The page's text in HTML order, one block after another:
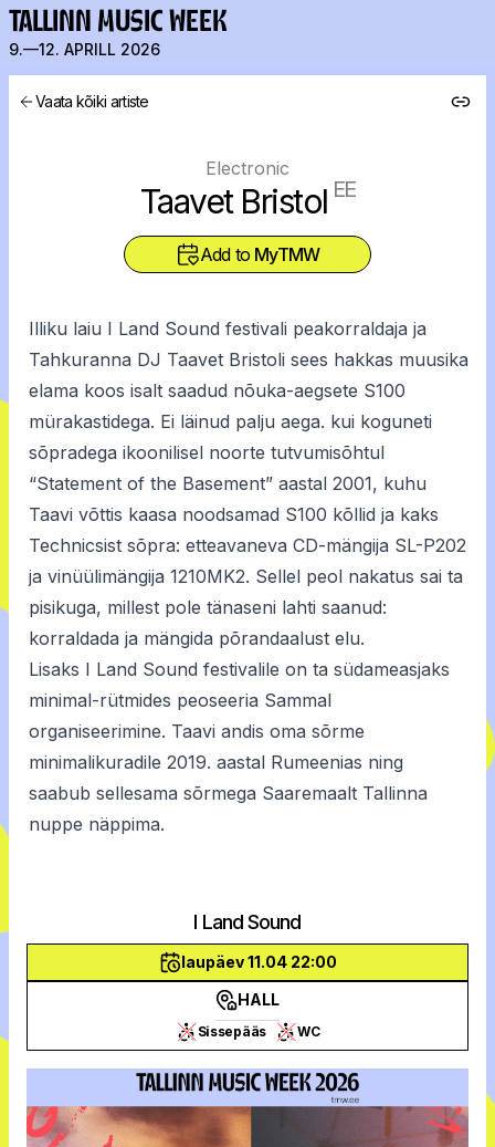
TALLINN MUSIC WEEK
9.—12. APRILL 2026
Vaata kõiki artiste
Electronic
Taavet Bristol EE
Add to MyTMW
Illiku laiu I Land Sound festivali peakorraldaja ja
Tahkuranna DJ Taavet Bristoli sees hakkas muusika
elama koos isalt saadud nõuka-aegsete S100
mürakastidega. Ei läinud palju aega. kui koguneti
sõpradega ikoonilisel noorte tutvumisõhtul
“Statement of the Basement” aastal 2001, kuhu
Taavi võttis kaasa noodsamad S100 kõllid ja kaks
Technicsist sõpra: etteavaneva CD-mängija SL-P202
ja vinüülimängija 1210MK2. Sellel peol nakatus sai ta
pisikuga, millest pole tänaseni lahti saanud:
korraldada ja mängida põrandaalust elu.
Lisaks I Land Sound festivalile on ta südameasjaks
minimal-rütmides peoseeria Sammal
organiseerimine. Taavi andis oma sõrme
minimalikuradile 2019. aastal Rumeenias ning
saabub sellesama sõrmega Saaremaalt Tallinna
nuppe näppima.
I Land Sound
laupäev 11.04 22:00
HALL
Sissepääs WC